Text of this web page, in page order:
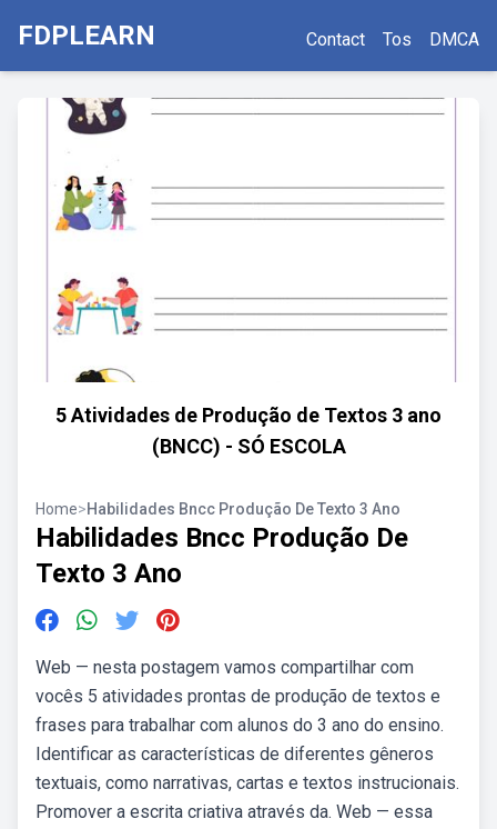
FDPLEARN Contact Tos DMCA
5 Atividades de Produção de Textos 3 ano
(BNCC) - SÓ ESCOLA
Home>Habilidades Bncc Produção De Texto 3 Ano
Habilidades Bncc Produção De
Texto 3 Ano
Web — nesta postagem vamos compartilhar com
vocês 5 atividades prontas de produção de textos e
frases para trabalhar com alunos do 3 ano do ensino.
Identificar as características de diferentes gêneros
textuais, como narrativas, cartas e textos instrucionais.
Promover a escrita criativa através da. Web — essa